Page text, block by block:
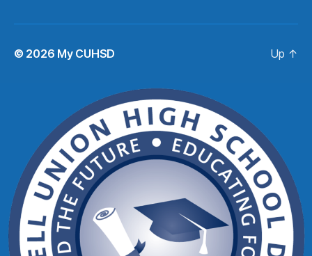
© 2026 My CUHSD Up ↑